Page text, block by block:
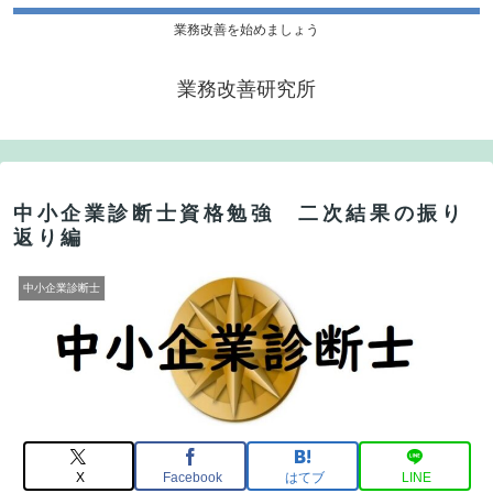
業務改善を始めましょう
業務改善研究所
中小企業診断士資格勉強 二次結果の振り
返り編
中小企業診断士
X Facebook はてブ LINE